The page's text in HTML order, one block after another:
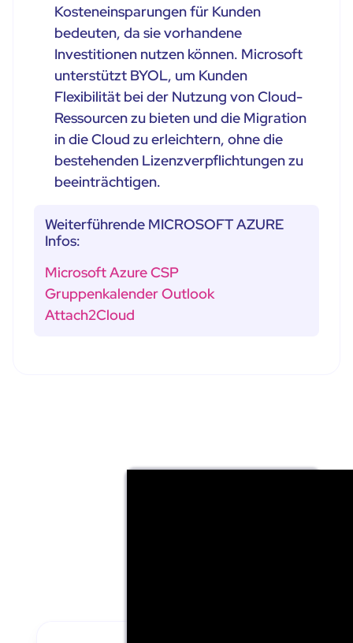
Kosteneinsparungen für Kunden
bedeuten, da sie vorhandene
Investitionen nutzen können. Microsoft
unterstützt BYOL, um Kunden
Flexibilität bei der Nutzung von Cloud-
Ressourcen zu bieten und die Migration
in die Cloud zu erleichtern, ohne die
bestehenden Lizenzverpflichtungen zu
beeinträchtigen.
Weiterführende MICROSOFT AZURE
Infos:
Microsoft Azure CSP
Gruppenkalender Outlook
Attach2Cloud